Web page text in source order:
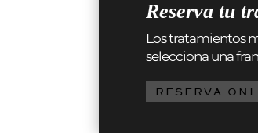
Reserva tu
Los tratamientos
selecciona una
RESERVA